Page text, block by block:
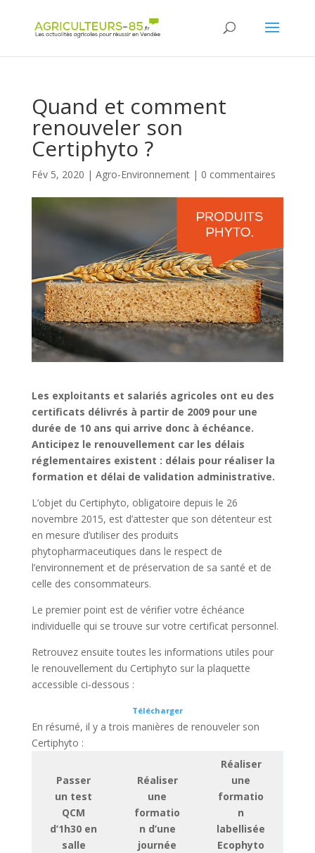
Quand et comment
renouveler son
Certiphyto ?
Fév 5, 2020 | Agro-Environnement| 0 commentaires
Les exploitants et salariés agricoles ont eu des
certificats délivrés à partir de 2009 pour une
durée de 10 ans qui arrive donc à échéance.
Anticipez le renouvellement car les délais
réglementaires existent : délais pour réaliser la
formation et délai de validation administrative.
L’objet du Certiphyto, obligatoire depuis le 26
novembre 2015, est d’attester que son détenteur est
en mesure d’utiliser des produits
phytopharmaceutiques dans le respect de
l’environnement et de préservation de sa santé et de
celle des consommateurs.
Le premier point est de vérifier votre échéance
individuelle qui se trouve sur votre certificat personnel.
Retrouvez ensuite toutes les informations utiles pour
le renouvellement du Certiphyto sur la plaquette
accessible ci-dessous :
Télécharger
En résumé, il y a trois manières de renouveler son
Certiphyto :
Passer
un test
QCM
d’1h30 en
salle
Réaliser
une
formatio
n d’une
journée
Réaliser
une
formatio
n
labellisée
Ecophyto